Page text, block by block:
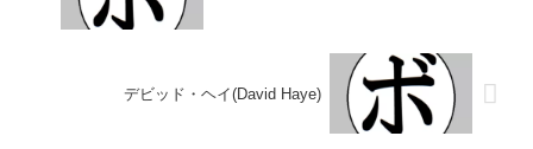
デビッド・ヘイ(David Haye)